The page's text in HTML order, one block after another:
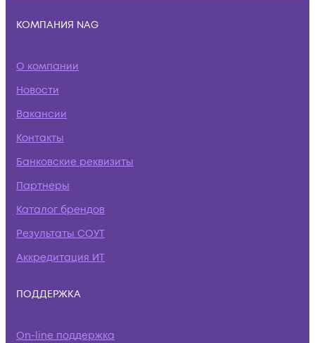
КОМПАНИЯ NAG
О компании
Новости
Вакансии
Контакты
Банковские реквизиты
Партнеры
Каталог брендов
Результаты СОУТ
Аккредитация ИТ
ПОДДЕРЖКА
On-line поддержка